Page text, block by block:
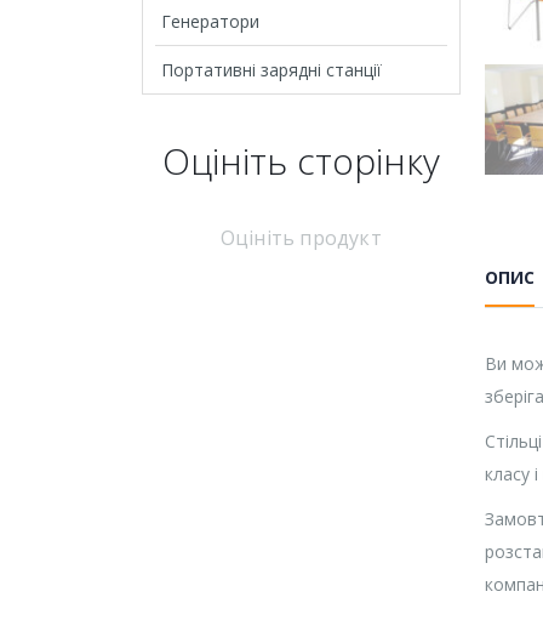
ОПИС
Ви
класу
Генератори
Портативні зарядні станції
Оцініть cторінку
Оцініть продукт